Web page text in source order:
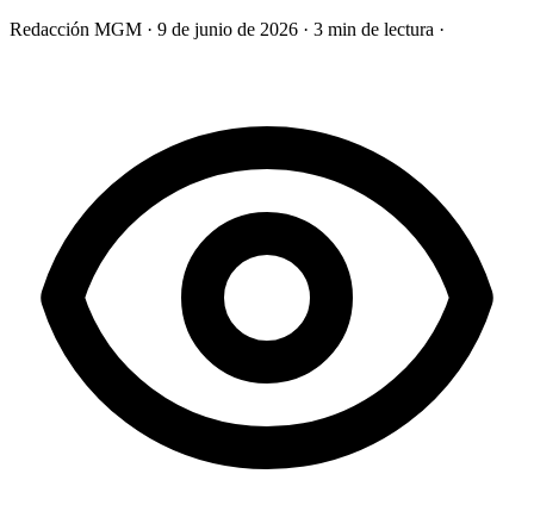
Redacción MGM · 9 de junio de 2026 · 3 min de lectura ·